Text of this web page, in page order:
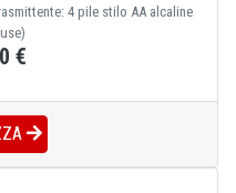
4 pile stilo AA alcaline
€